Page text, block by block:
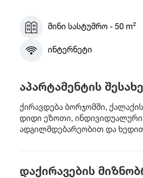
მინი სასტუმრო - 50 m²
ინტერნეტი
აპარტამენტის
ქირავდება ბორჯომში,
დიდი ეზოთი, ინდივიდუალური
ადგილმდებარეობით და
დაქირავების